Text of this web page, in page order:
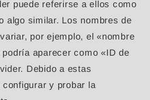
puede referirse a ellos como
algo similar. Los nombres de
por ejemplo, el «nombre
aparecer como «ID de
Debido a estas
y probar la